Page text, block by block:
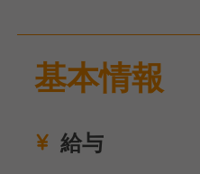
だからこそあなたの経験
げていきませんか？
基本情報
給与